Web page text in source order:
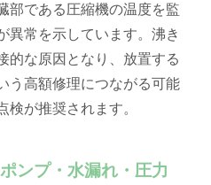
部である圧縮機の温度を監
異常を示しています。沸き
的な原因となり、放置する
う高額修理につながる可能
検が推奨されます。
ンプ・水漏れ・圧力